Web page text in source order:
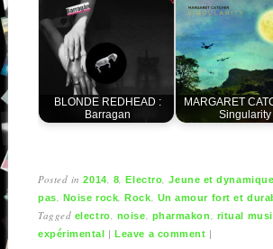
BLONDE REDHEAD :
Barragan
MARGARET
Singularity
Posted in2014, 8,Electro,Jeune et dynamique
pas, Noise rock,Rock, Un amour fort et
Tagged electro, noise, pharmakon, ritual
expérimental |Leave a comment |